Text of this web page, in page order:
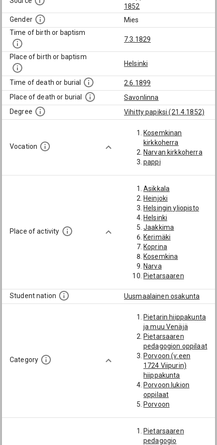
1852
Gender
Mies
Time of birth or baptism
7.3.1829
Place of birth or baptism
Helsinki
Time of death or burial
2.6.1899
Place of death or burial
Savonlinna
Degree
Vihitty papiksi (21.4.1852)
Vocation
Kosemkinan
kirkkoherra
Narvan kirkkoherra
pappi
Place of activity
Asikkala
Heinjoki
Helsingin yliopisto
Helsinki
Jaakkima
Kerimäki
Koprina
Kosemkina
Narva
Pietarsaaren
Porvoo
Porvoon
hiippakunta
Porvoon lukio
Puumala
Rantasalmi
Sortavala
Vehkalahti
Student nation Uusmaalainen osakunta
Category
Pietarin hiippakunta
ja muu Venäjä
Pietarsaaren
pedagogion oppilaat
Porvoon (v:een
1724 Viipurin)
hiippakunta
Porvoon lukion
oppilaat
Porvoon
Pietarsaaren
pedagogio